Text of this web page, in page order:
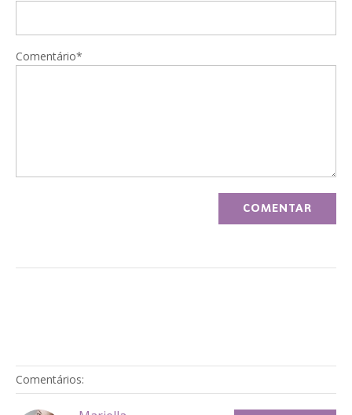
Comentário*
Comentários: